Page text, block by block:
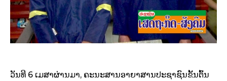
ວັນ​ທີ 6 ເມ­ສາ​ຜ່ານ​ມາ, ຄະ­ນະ​ສານ​ອາ­ຍາ​ສານ​ປະ­ຊາຊົນ​ຂັ້ນ​ຕົ້ນ